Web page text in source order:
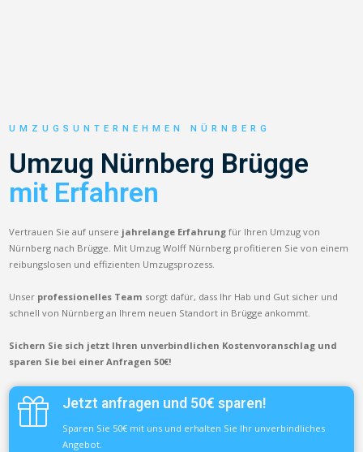
UMZUGSUNTERNEHMEN NÜRNBERG
Umzug Nürnberg Brügge
mit Erfahren
Vertrauen Sie auf unsere jahrelange Erfahrung für Ihren Umzug von
Nürnberg nach Brügge. Mit Umzug Wolff Nürnberg profitieren Sie von einem
reibungslosen und effizienten Umzugsprozess.
Unser professionelles Team sorgt dafür, dass Ihr Hab und Gut sicher und
schnell von Nürnberg an Ihrem neuen Standort in Brügge ankommt.
Sichern Sie sich jetzt Ihren unverbindlichen Kostenvoranschlag und
sparen Sie bei einer Anfragen 50€!
Jetzt anfragen und 50€ sparen!
Sparen Sie 50€ mit uns und erhalten Sie Ihr unverbindliches
Angebot.